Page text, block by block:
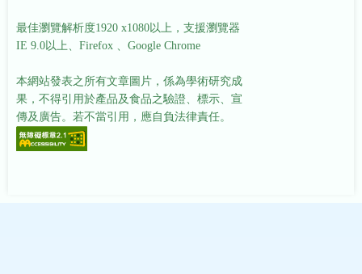
最佳瀏覽解析度1920 x1080以上，支援瀏覽器
IE 9.0以上、Firefox 、Google Chrome
本網站發表之所有文章圖片，係為學術研究成
果，不得引用於產品及食品之驗證、標示、宣
傳及廣告。若不當引用，應自負法律責任。